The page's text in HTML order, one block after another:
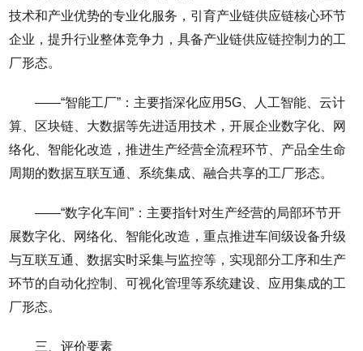
技术和产业优势的专业化服务，引育产业链供应链核心环节
企业，提升行业整体竞争力，具备产业链供应链控制力的工
厂形态。
——“智能工厂”：主要指深化应用5G、人工智能、云计
算、区块链、大数据等先进适用技术，开展企业数字化、网
络化、智能化改造，推进生产经营全流程环节、产品全生命
周期的数据互联互通、系统集成、融合共享的工厂形态。
——“数字化车间”：主要指针对生产经营的局部环节开
展数字化、网络化、智能化改造，重点推进车间级设备升级
与互联互通、数据实时采集与监控等，实现部分工序和生产
环节的自动化控制、可视化管理等系统建设、应用集成的工
厂形态。
三、评价要素